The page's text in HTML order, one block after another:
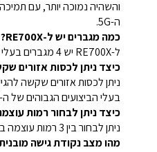
ה-5G.
כמה מגברים יש ל-RE700X?
ל-RE700X יש 4 מגברים בעלי ביצועים גבוהים.
כיצד ניתן לכסות אזורים
ניתן לכסות אזורים שקשה
בעלי הביצועים הגבוהים של ה-RE700X.
כיצד ניתן לבחור רמות
ניתן לבחור בין 3 רמות עוצמה באפליקציית Tether.
מהו מצב נקודת גישה